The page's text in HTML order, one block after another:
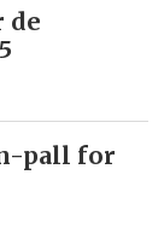
de
pall for